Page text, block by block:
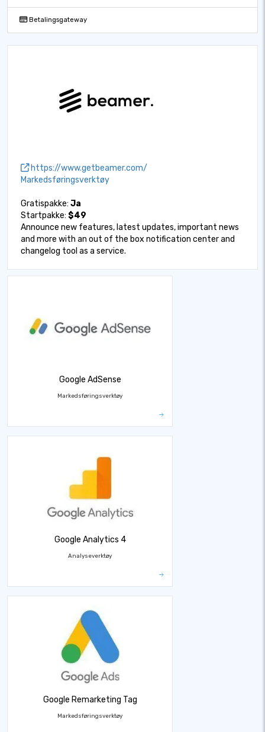
Betalingsgateway
https://www.getbeamer.com/
Markedsføringsverktøy
Gratispakke: Ja
Startpakke: $49
Announce new features, latest updates, important news
and more with an out of the box notification center and
changelog tool as a service.
Google AdSense
Markedsføringsverktøy
Google Analytics 4
Analyseverktøy
Google Remarketing Tag
Markedsføringsverktøy